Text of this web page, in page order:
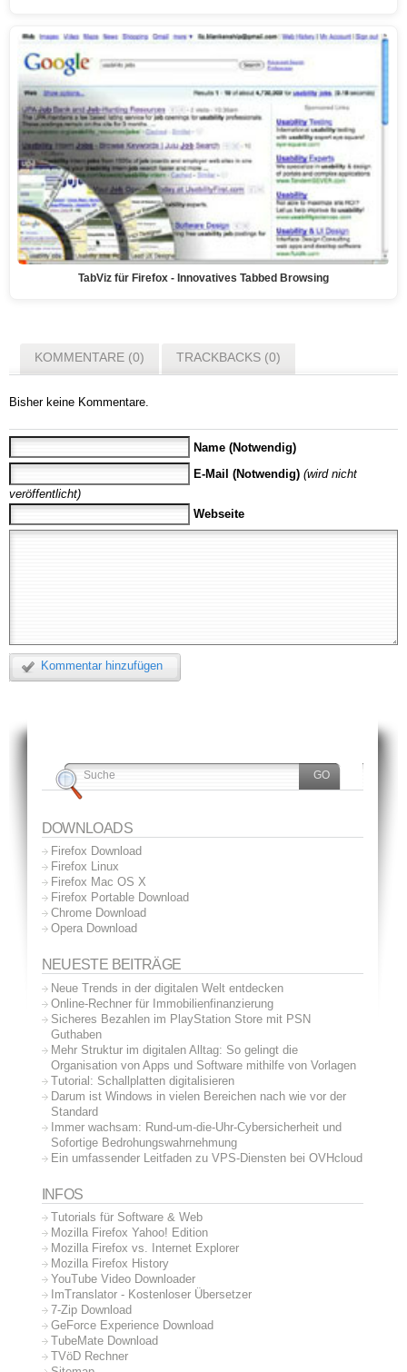
TabViz für Firefox - Innovatives Tabbed Browsing
KOMMENTARE (0) TRACKBACKS (0)
Bisher keine Kommentare.
Name (Notwendig)
E-Mail (Notwendig) (wird nicht
veröffentlicht)
Webseite
Kommentar hinzufügen
DOWNLOADS
Firefox Download
Firefox Linux
Firefox Mac OS X
Firefox Portable Download
Chrome Download
Opera Download
NEUESTE BEITRÄGE
Neue Trends in der digitalen Welt entdecken
Online-Rechner für Immobilienfinanzierung
Sicheres Bezahlen im PlayStation Store mit PSN
Guthaben
Mehr Struktur im digitalen Alltag: So gelingt die
Organisation von Apps und Software mithilfe von Vorlagen
Tutorial: Schallplatten digitalisieren
Darum ist Windows in vielen Bereichen nach wie vor der
Standard
Immer wachsam: Rund-um-die-Uhr-Cybersicherheit und
Sofortige Bedrohungswahrnehmung
Ein umfassender Leitfaden zu VPS-Diensten bei OVHcloud
INFOS
Tutorials für Software & Web
Mozilla Firefox Yahoo! Edition
Mozilla Firefox vs. Internet Explorer
Mozilla Firefox History
YouTube Video Downloader
ImTranslator - Kostenloser Übersetzer
7-Zip Download
GeForce Experience Download
TubeMate Download
TVöD Rechner